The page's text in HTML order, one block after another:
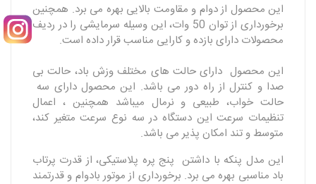
این محصول از دوام و مقاومت بالایی بهره می برد. همچنین
برخورداری از توان 50 وات، این وسیله سرمایشی را در ردیف
محصولات دارای بازده و کارایی مناسب قرار داده است.
این محصول دارای حالت های مختلف وزش باد، حالت بی
صدا و کنترل از راه دور می باشد. این محصول دارای سه
حالت خواب، طبیعی و نرمال میباشد همچنین ، اعمال
تنظیمات سرعت این دستگاه در سه نوع سرعت متغیر کند،
متوسط و تند امکان پذیر می باشد.
این مدل پنکه با داشتن پنج پره پلاستیکی، از قدرت پرتاب
باد مناسبی بهره می برد. برخورداری از موتور بادوام و قدرتمند